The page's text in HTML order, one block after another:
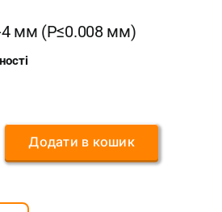
4 мм (P≤0.008 мм)
Додати в кошик